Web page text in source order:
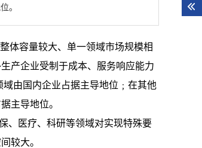
。
体容量较大、单一领域市场规模相
产企业受制于成本、服务响应能力
由国内企业占据主导地位﹔在其他
主导地位。
、医疗、科研等领域对实现特殊要
较大。